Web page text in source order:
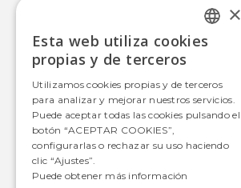
Autobús
Tranvía
Metro
Estaciones
Contacto
SPANISH
×
Esta web utiliza cookies
propias y de terceros
Utilizamos cookies propias y de terceros
para analizar y mejorar nuestros servicios.
Puede aceptar todas las cookies pulsando el
botón “ACEPTAR COOKIES”,
configurarlas o rechazar su uso haciendo
clic “Ajustes”.
Puede obtener más información